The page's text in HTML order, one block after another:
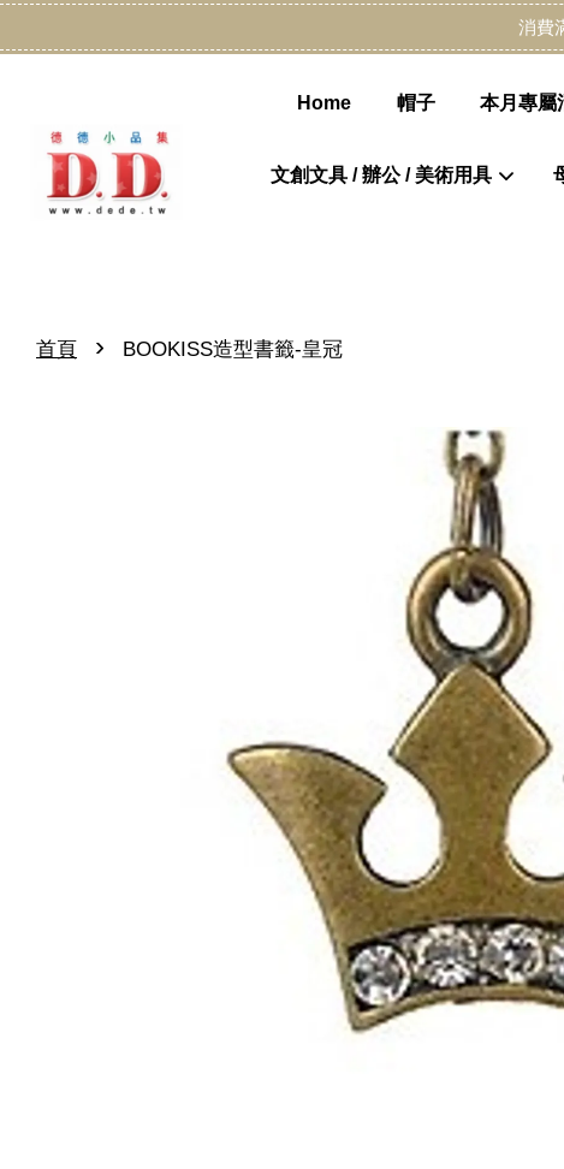
消費
Home 帽子 本月專屬
文創文具 / 辦公 / 美術用具
首頁 › BOOKISS造型書籤-皇冠